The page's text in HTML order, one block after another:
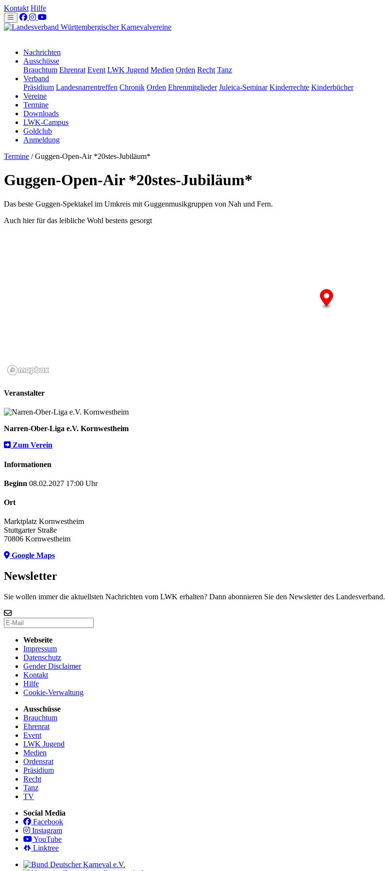
Kontakt Hilfe
Nachrichten
Ausschüsse
Brauchtum Ehrenrat Event LWK Jugend Medien Orden Recht Tanz
Verband
Präsidium Landesnarrentreffen Chronik Orden Ehrenmitglieder Juleica-Seminar Kinderrechte Kinderbücher
Vereine
Termine
Downloads
LWK-Campus
Goldclub
Anmeldung
Termine /Guggen-Open-Air *20stes-Jubiläum*
Guggen-Open-Air *20stes-Jubiläum*
Das beste Guggen-Spektakel im Umkreis mit Guggenmusikgruppen von Nah und Fern.
Auch hier für das leibliche Wohl bestens gesorgt
Veranstalter
Narren-Ober-Liga e.V. Kornwestheim
Zum Verein
Informationen
Beginn 08.02.2027 17:00 Uhr
Ort
Marktplatz Kornwestheim
Stuttgarter Straße
70806 Kornwestheim
Google Maps
Newsletter
Sie wollen immer die aktuellsten Nachrichten vom LWK erhalten? Dann abonnieren Sie den Newsletter des Landesverband.
Webseite
Impressum
Datenschutz
Gender Disclaimer
Kontakt
Hilfe
Cookie-Verwaltung
Ausschüsse
Brauchtum
Ehrenrat
Event
LWK Jugend
Medien
Ordensrat
Präsidium
Recht
Tanz
TV
Social Media
Facebook
Instagram
YouTube
Linktree